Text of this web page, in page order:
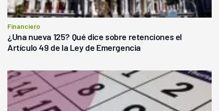
Financiero
¿Una nueva 125? Qué dice sobre retenciones el
Artículo 49 de la Ley de Emergencia